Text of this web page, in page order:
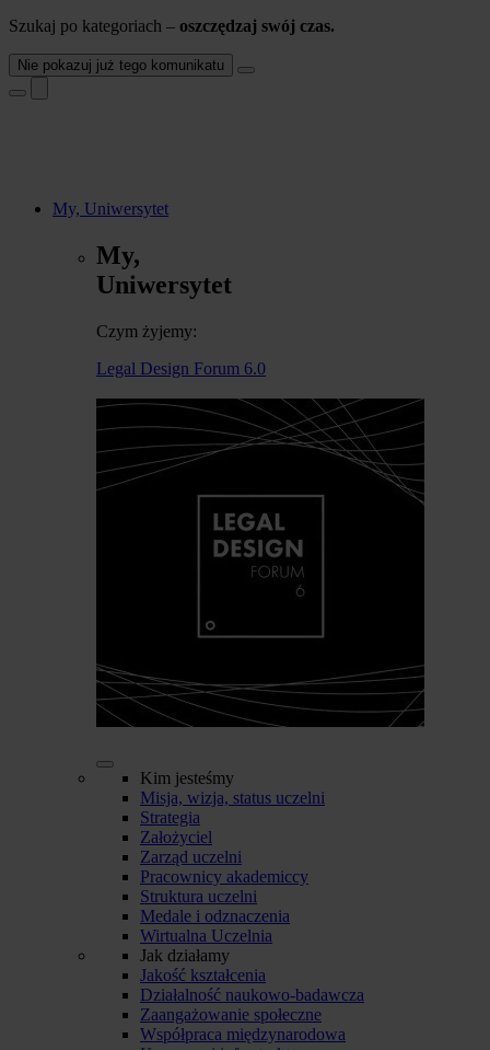
Szukaj po kategoriach – oszczędzaj swój czas.
Nie pokazuj już tego komunikatu
My, Uniwersytet
My,
Uniwersytet
Czym żyjemy:
Legal Design Forum 6.0
Kim jesteśmy
Misja, wizja, status uczelni
Strategia
Założyciel
Zarząd uczelni
Pracownicy akademiccy
Struktura uczelni
Medale i odznaczenia
Wirtualna Uczelnia
Jak działamy
Jakość kształcenia
Działalność naukowo-badawcza
Zaangażowanie społeczne
Współpraca międzynarodowa